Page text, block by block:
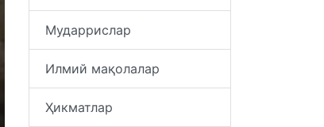
Мударрислар
Илмий мақолалар
Ҳикматлар